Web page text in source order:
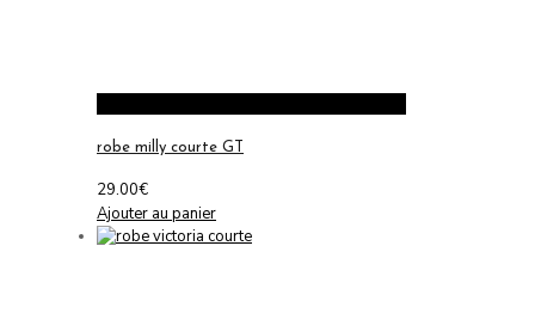
robe milly courte GT
29.00€
Ajouter au panier